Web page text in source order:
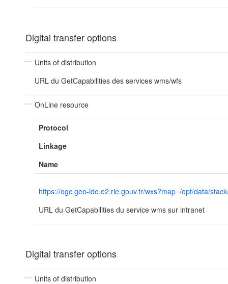
Digital transfer options
Units of distribution
URL du GetCapabilities des services wms/wfs
OnLine resource
Protocol
Linkage
Name
https://ogc.geo-ide.e2.rie.gouv.fr/wxs?map=/opt/data/
URL du GetCapabilities du service wms sur intranet
Digital transfer options
Units of distribution